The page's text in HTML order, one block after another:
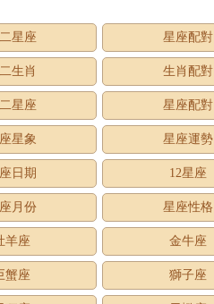
星座
星座配對
生肖 生肖配對
星座 星座配對
星象 星座運勢
日期 12星座
月份 星座性格
羊座 金牛座
蟹座 獅子座